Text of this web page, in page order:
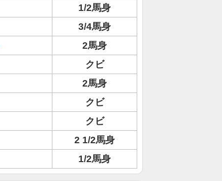
1/2馬身
3/4馬身
2馬身
クビ
2馬身
クビ
クビ
2 1/2馬身
1/2馬身